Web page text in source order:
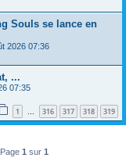
Souls se lance en
2026 07:36
...
07:35
1 … 316 317 318 319
1 sur 1